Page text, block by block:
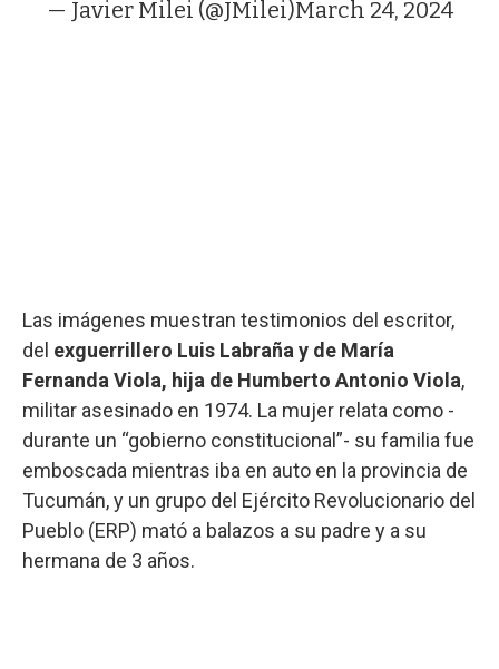
— Javier Milei (@JMilei)March 24, 2024
Las imágenes muestran testimonios del escritor,
del exguerrillero Luis Labraña y de María
Fernanda Viola, hija de Humberto Antonio Viola,
militar asesinado en 1974. La mujer relata como -
durante un “gobierno constitucional”- su familia fue
emboscada mientras iba en auto en la provincia de
Tucumán, y un grupo del Ejército Revolucionario del
Pueblo (ERP) mató a balazos a su padre y a su
hermana de 3 años.